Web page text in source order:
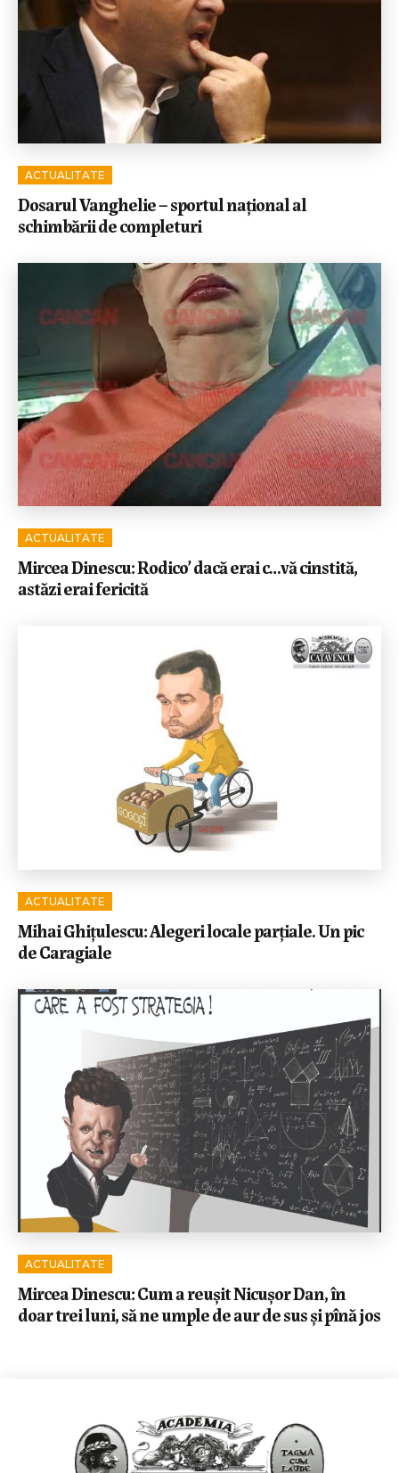
ACTUALITATE
Dosarul Vanghelie – sportul național al
schimbării de completuri
ACTUALITATE
Mircea Dinescu: Rodico’ dacă erai c…vă cinstită,
astăzi erai fericită
ACTUALITATE
Mihai Ghițulescu: Alegeri locale parțiale. Un pic
de Caragiale
ACTUALITATE
Mircea Dinescu: Cum a reușit Nicușor Dan, în
doar trei luni, să ne umple de aur de sus și pînă jos